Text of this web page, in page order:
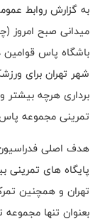
به گزارش روابط
میدانی صبح امروز
باشگاه پاس
شهر تهران برای
برداری هرچه بیشتر
تمرینی مجموعه
هدف اصلی
پایگاه های
تهران و همچنین
بعنوان تنها